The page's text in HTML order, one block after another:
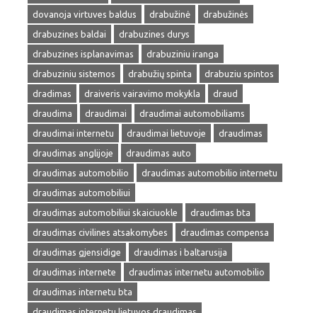
dovanoja virtuves baldus
drabužinė
drabužinės
drabuzines baldai
drabuzines durys
drabuzines isplanavimas
drabuziniu iranga
drabuziniu sistemos
drabužių spinta
drabuziu spintos
dradimas
draiveris vairavimo mokykla
draud
draudima
draudimai
draudimai automobiliams
draudimai internetu
draudimai lietuvoje
draudimas
draudimas anglijoje
draudimas auto
draudimas automobilio
draudimas automobilio internetu
draudimas automobiliui
draudimas automobiliui skaiciuokle
draudimas bta
draudimas civilines atsakomybes
draudimas compensa
draudimas gjensidige
draudimas i baltarusija
draudimas internete
draudimas internetu automobilio
draudimas internetu bta